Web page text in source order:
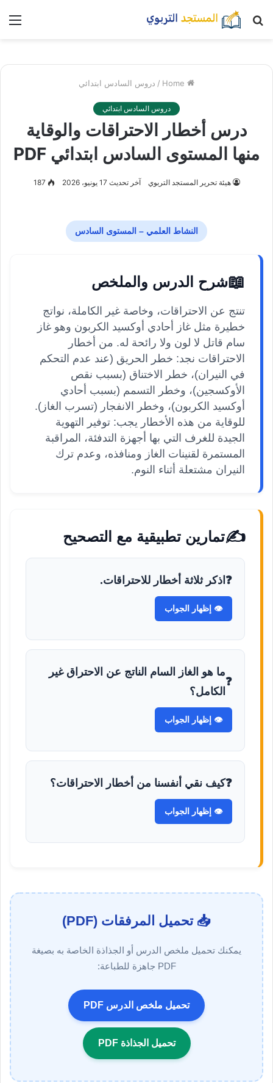
بحث
/ دروس السادس ابتدائي
دروس السادس ابتدائي
درس أخطار الاحتراقات والوقاية
منها المستوى السادس ابتدائي PDF
هيئة تحرير المستجد التربوي آخر تحديث 17 يونيو، 2026 187
النشاط العلمي – المستوى السادس
📖شرح الدرس والملخص
تنتج عن الاحتراقات، وخاصة غير الكاملة، نواتج
خطيرة مثل غاز أحادي أوكسيد الكربون وهو غاز
سام قاتل لا لون ولا رائحة له. من أخطار
الاحتراقات نجد: خطر الحريق (عند عدم التحكم
في النيران)، خطر الاختناق (بسبب نقص
الأوكسجين)، وخطر التسمم (بسبب أحادي
أوكسيد الكربون)، وخطر الانفجار (تسرب الغاز).
للوقاية من هذه الأخطار يجب: توفير التهوية
الجيدة للغرف التي بها أجهزة التدفئة، المراقبة
المستمرة لقنينات الغاز ومنافذه، وعدم ترك
النيران مشتعلة أثناء النوم.
✍️تمارين تطبيقية مع التصحيح
اذكر ثلاثة أخطار للاحتراقات.
👁️ إظهار الجواب
ما هو الغاز السام الناتج عن الاحتراق غير
الكامل؟
👁️ إظهار الجواب
كيف نقي أنفسنا من أخطار الاحتراقات؟
👁️ إظهار الجواب
📥 تحميل المرفقات (PDF)
يمكنك تحميل ملخص الدرس أو الجذاذة الخاصة به بصيغة
PDF جاهزة للطباعة:
تحميل ملخص الدرس PDF
تحميل الجذاذة PDF